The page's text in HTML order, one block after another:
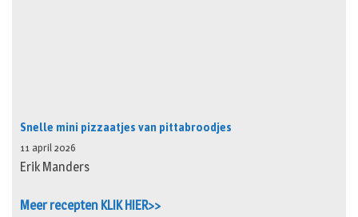
Snelle mini pizzaatjes van pittabroodjes
11 april 2026
Erik Manders
Meer recepten KLIK HIER>>